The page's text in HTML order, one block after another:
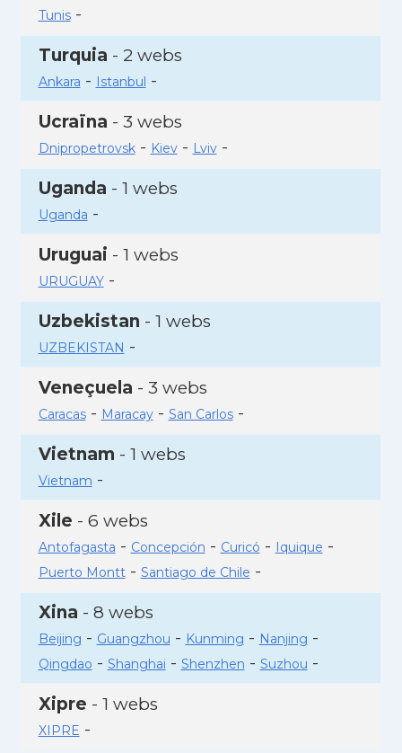
Tunis-
Turquia - 2 webs
Ankara - Istanbul -
Ucraïna - 3 webs
Dnipropetrovsk- Kiev- Lviv-
Uganda - 1 webs
Uganda -
Uruguai - 1 webs
URUGUAY-
Uzbekistan - 1 webs
UZBEKISTAN -
Veneçuela - 3 webs
Caracas- Maracay- San Carlos-
Vietnam - 1 webs
Vietnam -
Xile - 6 webs
Antofagasta - Concepción - Curicó - Iquique -
Puerto Montt- Santiago de Chile -
Xina - 8 webs
Beijing - Guangzhou - Kunming - Nanjing -
Qingdao - Shanghai - Shenzhen - Suzhou -
Xipre - 1 webs
XIPRE -